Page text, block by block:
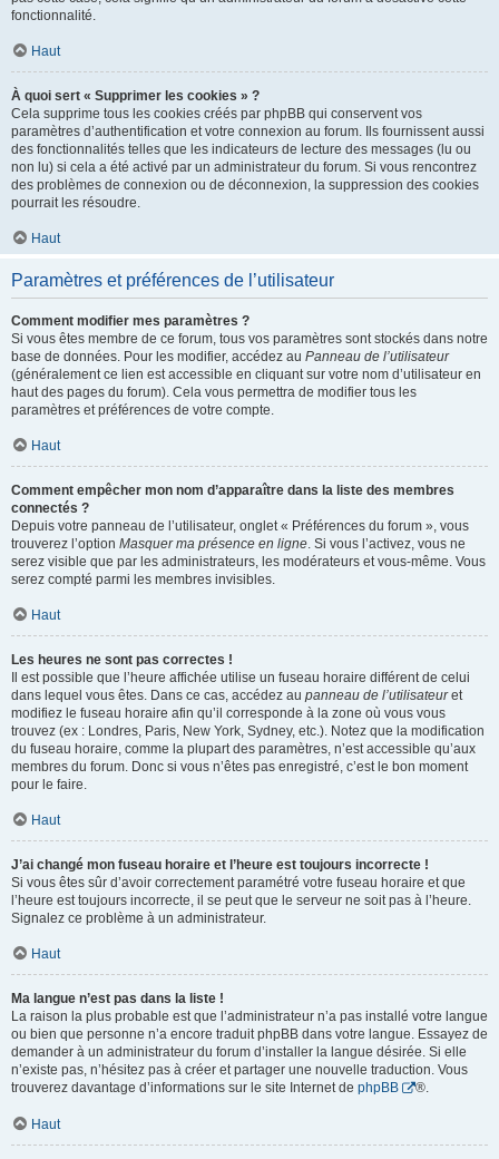
fonctionnalité.
Haut
À quoi sert « Supprimer les cookies » ?
Cela supprime tous les cookies créés par phpBB qui conservent vos
paramètres d’authentification et votre connexion au forum. Ils fournissent aussi
des fonctionnalités telles que les indicateurs de lecture des messages (lu ou
non lu) si cela a été activé par un administrateur du forum. Si vous rencontrez
des problèmes de connexion ou de déconnexion, la suppression des cookies
pourrait les résoudre.
Haut
Paramètres et préférences de l’utilisateur
Comment modifier mes paramètres ?
Si vous êtes membre de ce forum, tous vos paramètres sont stockés dans notre
base de données. Pour les modifier, accédez au Panneau de l’utilisateur
(généralement ce lien est accessible en cliquant sur votre nom d’utilisateur en
haut des pages du forum). Cela vous permettra de modifier tous les
paramètres et préférences de votre compte.
Haut
Comment empêcher mon nom d’apparaître dans la liste des membres
connectés ?
Depuis votre panneau de l’utilisateur, onglet « Préférences du forum », vous
trouverez l’option Masquer ma présence en ligne. Si vous l’activez, vous ne
serez visible que par les administrateurs, les modérateurs et vous-même. Vous
serez compté parmi les membres invisibles.
Haut
Les heures ne sont pas correctes !
Il est possible que l’heure affichée utilise un fuseau horaire différent de celui
dans lequel vous êtes. Dans ce cas, accédez au panneau de l’utilisateuret
modifiez le fuseau horaire afin qu’il corresponde à la zone où vous vous
trouvez (ex : Londres, Paris, New York, Sydney, etc.). Notez que la modification
du fuseau horaire, comme la plupart des paramètres, n’est accessible qu’aux
membres du forum. Donc si vous n’êtes pas enregistré, c’est le bon moment
pour le faire.
Haut
J’ai changé mon fuseau horaire et l’heure est toujours incorrecte !
Si vous êtes sûr d’avoir correctement paramétré votre fuseau horaire et que
l’heure est toujours incorrecte, il se peut que le serveur ne soit pas à l’heure.
Signalez ce problème à un administrateur.
Haut
Ma langue n’est pas dans la liste !
La raison la plus probable est que l’administrateur n’a pas installé votre langue
ou bien que personne n’a encore traduit phpBB dans votre langue. Essayez de
demander à un administrateur du forum d’installer la langue désirée. Si elle
n’existe pas, n’hésitez pas à créer et partager une nouvelle traduction. Vous
trouverez davantage d’informations sur le site Internet de phpBB ®.
Haut